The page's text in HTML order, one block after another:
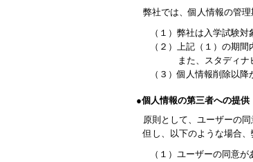
弊社では、個人情報の管
（１）弊社は入学試験
（２）上記（１）の期
また、スタディナ
（３）個人情報削除以
●個人情報の第三者への提供
原則として、ユーザーの
但し、以下のような場合
（１）ユーザーの同意が